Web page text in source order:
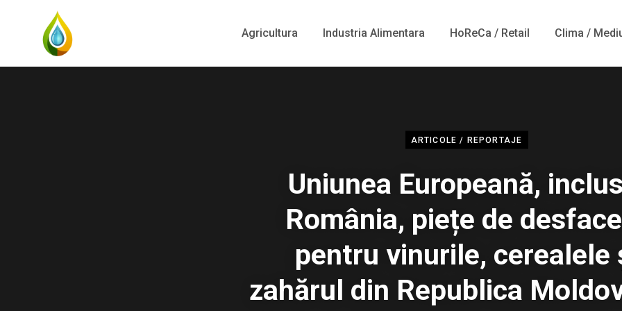
Agricultura Industria Alimentara HoReCa / Retail Clima /
ARTICOLE / REPORTAJE
Uniunea Europeană,
România, piețe de
pentru vinurile, cerealele
zahărul din Republica